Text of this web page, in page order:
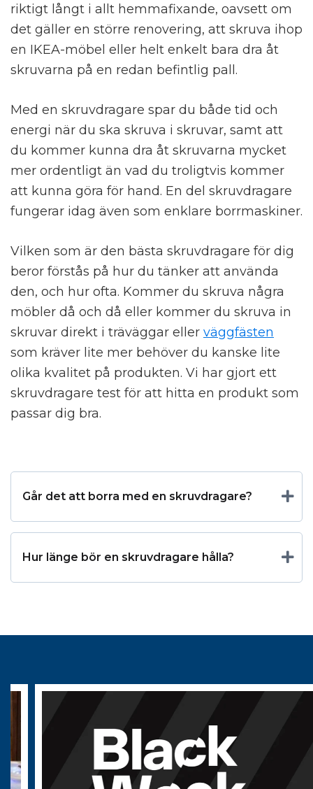
riktigt långt i allt hemmafixande, oavsett om
det gäller en större renovering, att skruva ihop
en IKEA-möbel eller helt enkelt bara dra åt
skruvarna på en redan befintlig pall.
Med en skruvdragare spar du både tid och
energi när du ska skruva i skruvar, samt att
du kommer kunna dra åt skruvarna mycket
mer ordentligt än vad du troligtvis kommer
att kunna göra för hand. En del skruvdragare
fungerar idag även som enklare borrmaskiner.
Vilken som är den bästa skruvdragare för dig
beror förstås på hur du tänker att använda
den, och hur ofta. Kommer du skruva några
möbler då och då eller kommer du skruva in
skruvar direkt i träväggar eller väggfästen
som kräver lite mer behöver du kanske lite
olika kvalitet på produkten. Vi har gjort ett
skruvdragare test för att hitta en produkt som
passar dig bra.
Går det att borra med en skruvdragare?
Hur länge bör en skruvdragare hålla?